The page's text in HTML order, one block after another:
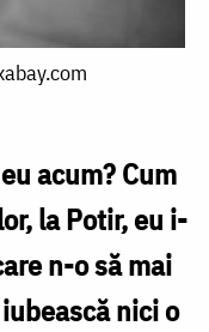
acum? Cum
la Potir, eu i-
n-o să mai
nici o